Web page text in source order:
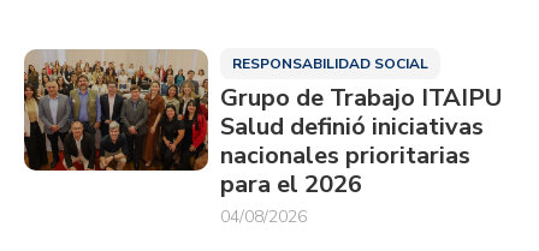
RESPONSABILIDAD SOCIAL
Grupo de Trabajo ITAIPU
Salud definió iniciativas
nacionales prioritarias
para el 2026
04/08/2026